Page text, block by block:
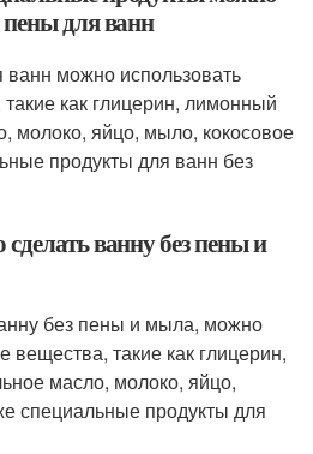
пены для ванн
можно использовать
как глицерин, лимонный
молоко, яйцо, мыло, кокосовое
продукты для ванн без
ванну без пены и
без пены и мыла, можно
вещества, такие как глицерин,
масло, молоко, яйцо,
специальные продукты для